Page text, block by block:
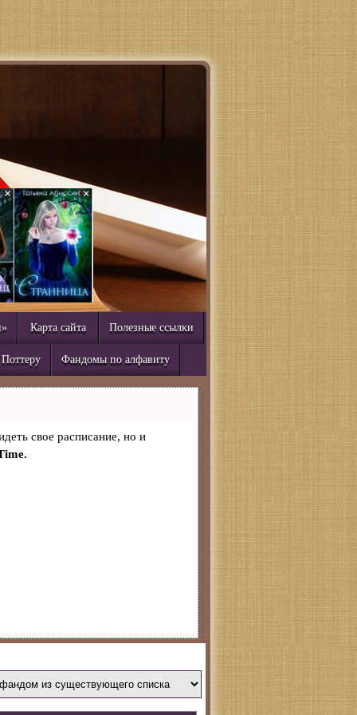
Карта сайта Полезные ссылки
Фандомы по алфавиту
свое расписание, но и